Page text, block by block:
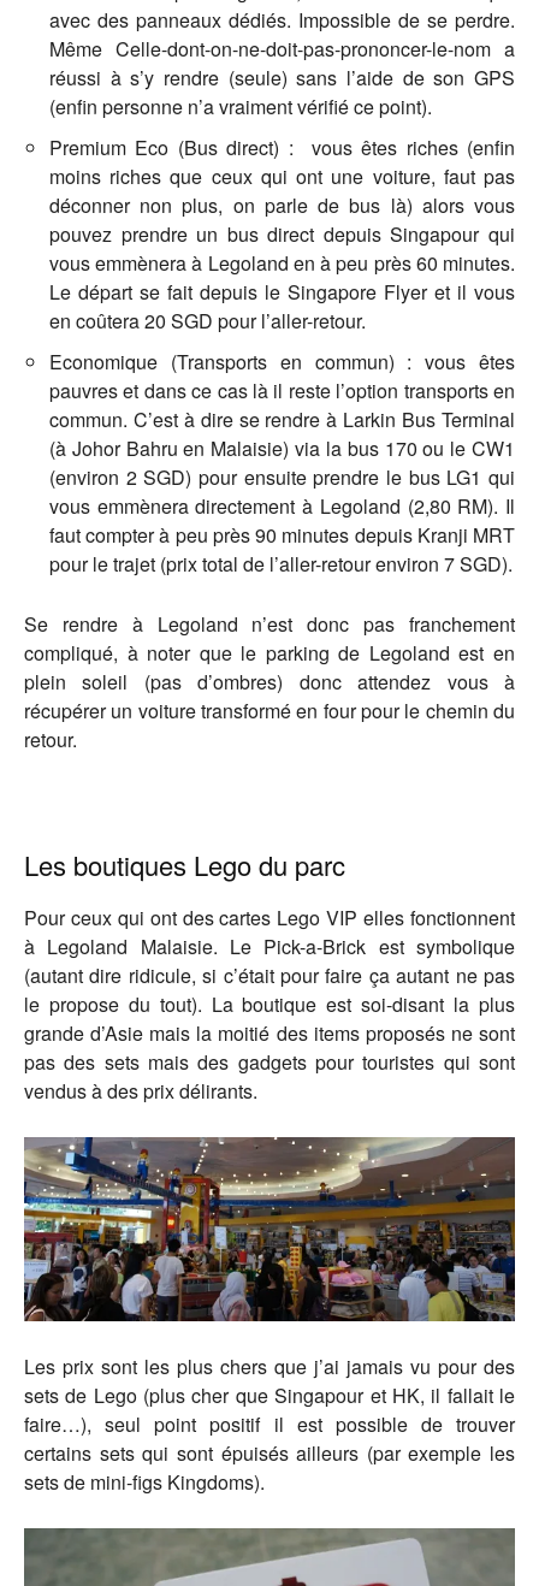
avec des panneaux dédiés. Impossible de se perdre.
Même Celle-dont-on-ne-doit-pas-prononcer-le-nom a
réussi à s’y rendre (seule) sans l’aide de son GPS
(enfin personne n’a vraiment vérifié ce point).
Premium Eco (Bus direct) : vous êtes riches (enfin
moins riches que ceux qui ont une voiture, faut pas
déconner non plus, on parle de bus là) alors vous
pouvez prendre un bus direct depuis Singapour qui
vous emmènera à Legoland en à peu près 60 minutes.
Le départ se fait depuis le Singapore Flyer et il vous
en coûtera 20 SGD pour l’aller-retour.
Economique (Transports en commun) : vous êtes
pauvres et dans ce cas là il reste l’option transports en
commun. C’est à dire se rendre à Larkin Bus Terminal
(à Johor Bahru en Malaisie) via la bus 170 ou le CW1
(environ 2 SGD) pour ensuite prendre le bus LG1 qui
vous emmènera directement à Legoland (2,80 RM). Il
faut compter à peu près 90 minutes depuis Kranji MRT
pour le trajet (prix total de l’aller-retour environ 7 SGD).
Se rendre à Legoland n’est donc pas franchement
compliqué, à noter que le parking de Legoland est en
plein soleil (pas d’ombres) donc attendez vous à
récupérer un voiture transformé en four pour le chemin du
retour.
Les boutiques Lego du parc
Pour ceux qui ont des cartes Lego VIP elles fonctionnent
à Legoland Malaisie. Le Pick-a-Brick est symbolique
(autant dire ridicule, si c’était pour faire ça autant ne pas
le propose du tout). La boutique est soi-disant la plus
grande d’Asie mais la moitié des items proposés ne sont
pas des sets mais des gadgets pour touristes qui sont
vendus à des prix délirants.
Les prix sont les plus chers que j’ai jamais vu pour des
sets de Lego (plus cher que Singapour et HK, il fallait le
faire…), seul point positif il est possible de trouver
certains sets qui sont épuisés ailleurs (par exemple les
sets de mini-figs Kingdoms).